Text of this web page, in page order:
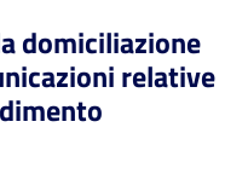
domiciliazione
relative